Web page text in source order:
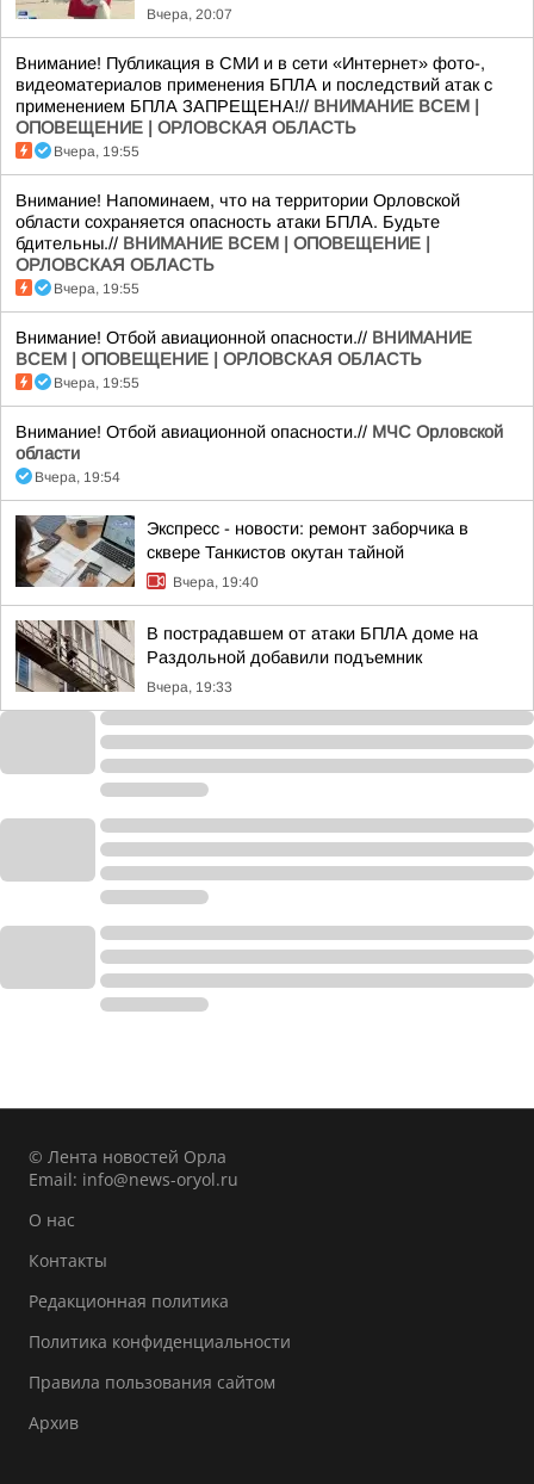
Вчера, 20:07
Внимание! Публикация в СМИ и в сети «Интернет» фото-,
видеоматериалов применения БПЛА и последствий атак с
применением БПЛА ЗАПРЕЩЕНА!// ВНИМАНИЕ ВСЕМ |
ОПОВЕЩЕНИЕ | ОРЛОВСКАЯ ОБЛАСТЬ
Вчера, 19:55
Внимание! Напоминаем, что на территории Орловской
области сохраняется опасность атаки БПЛА. Будьте
бдительны.// ВНИМАНИЕ ВСЕМ | ОПОВЕЩЕНИЕ |
ОРЛОВСКАЯ ОБЛАСТЬ
Вчера, 19:55
Внимание! Отбой авиационной опасности.// ВНИМАНИЕ
ВСЕМ | ОПОВЕЩЕНИЕ | ОРЛОВСКАЯ ОБЛАСТЬ
Вчера, 19:55
Внимание! Отбой авиационной опасности.// МЧС Орловской
области
Вчера, 19:54
Экспресс - новости: ремонт заборчика в
сквере Танкистов окутан тайной
Вчера, 19:40
В пострадавшем от атаки БПЛА доме на
Раздольной добавили подъемник
Вчера, 19:33
© Лента новостей Орла
Email: info@news-oryol.ru
О нас
Контакты
Редакционная политика
Политика конфиденциальности
Правила пользования сайтом
Архив